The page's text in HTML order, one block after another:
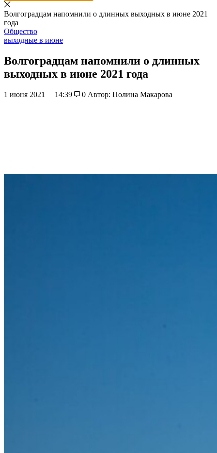
Волгоградцам напомнили о длинных выходных в июне 2021
года
Общество
выходные в июне
Волгоградцам напомнили о длинных
выходных в июне 2021 года
1 июня 2021 14:39 0 Автор: Полина Макарова